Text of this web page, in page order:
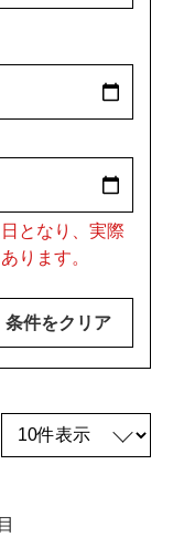
となり、実際
ります。